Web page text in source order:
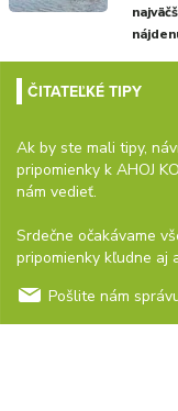
ČITATEĽKÉ TIPY
Ak by ste mali tipy,
pripomienky k AHOJ
nám vedieť.
Srdečne očakávame
pripomienky kľudne aj
Pošlite nám